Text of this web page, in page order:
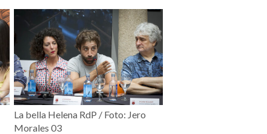
La bella Helena RdP / Foto: Jero
Morales 03